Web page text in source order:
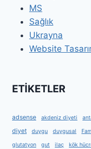
MS
Sağlık
Ukrayna
Website
ETİKETLER
adsense akdeniz diyeti
diyet duygu duygusal
glutatyon gut ilaç kök